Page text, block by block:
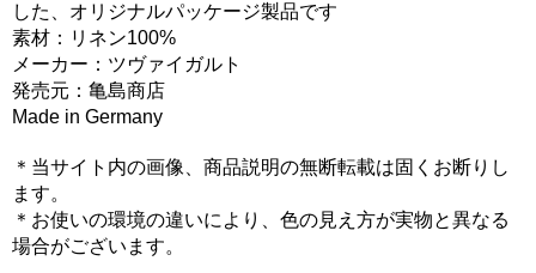
した、オリジナルパッケージ製品です
素材：リネン100%
メーカー：ツヴァイガルト
発売元：亀島商店
Made in Germany
＊当サイト内の画像、商品説明の無断転載は固くお断りし
ます。
＊お使いの環境の違いにより、色の見え方が実物と異なる
場合がございます。